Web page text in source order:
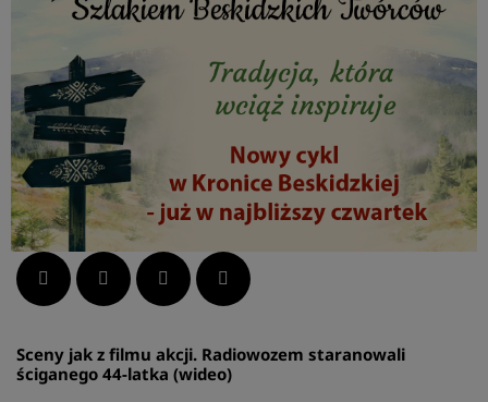
Facebook Twitter LinkedIn Pinterest
Sceny jak z filmu akcji. Radiowozem staranowali
ściganego 44-latka (wideo)